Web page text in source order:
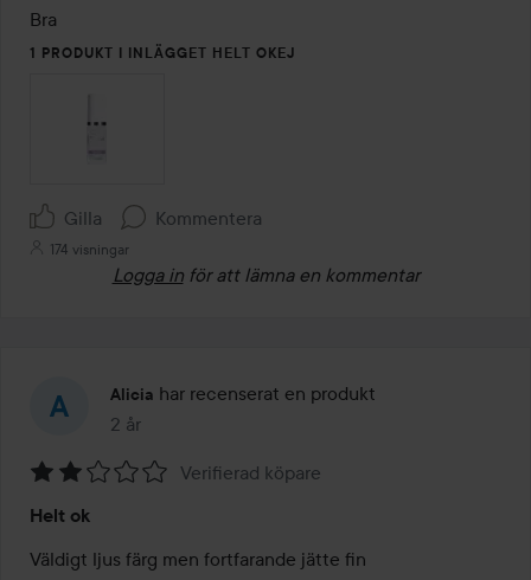
av
5
Bra
1 PRODUKT I INLÄGGET HELT OKEJ
Gilla Kommentera
174 visningar
Logga in för att lämna en kommentar
Alicia har recenserat en produkt
2 år
Inlägget skapades 2 år
2
av
Verifierad köpare
Helt ok
Väldigt ljus färg men fortfarande jätte fin